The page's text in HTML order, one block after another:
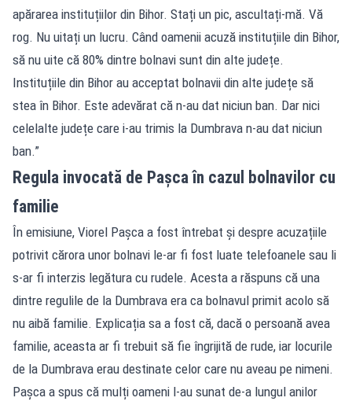
apărarea instituțiilor din Bihor. Stați un pic, ascultați-mă. Vă
rog. Nu uitați un lucru. Când oamenii acuză instituțiile din Bihor,
să nu uite că 80% dintre bolnavi sunt din alte județe.
Instituțiile din Bihor au acceptat bolnavii din alte județe să
stea în Bihor. Este adevărat că n-au dat niciun ban. Dar nici
celelalte județe care i-au trimis la Dumbrava n-au dat niciun
ban.”
Regula invocată de Pașca în cazul bolnavilor cu
familie
În emisiune, Viorel Pașca a fost întrebat și despre acuzațiile
potrivit cărora unor bolnavi le-ar fi fost luate telefoanele sau li
s-ar fi interzis legătura cu rudele. Acesta a răspuns că una
dintre regulile de la Dumbrava era ca bolnavul primit acolo să
nu aibă familie. Explicația sa a fost că, dacă o persoană avea
familie, aceasta ar fi trebuit să fie îngrijită de rude, iar locurile
de la Dumbrava erau destinate celor care nu aveau pe nimeni.
Pașca a spus că mulți oameni l-au sunat de-a lungul anilor